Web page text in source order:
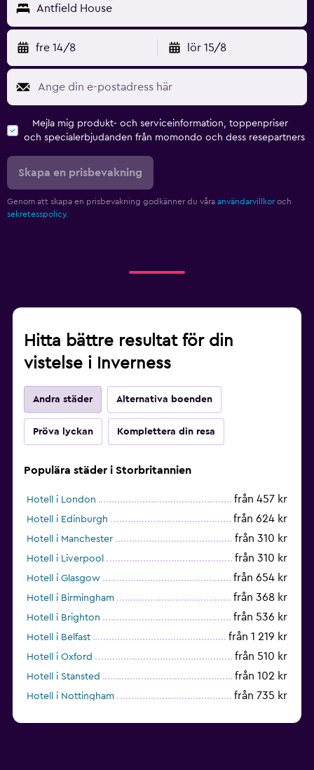
Antfield House
fre 14/8 lör 15/8
Mejla mig produkt- och serviceinformation, toppenpriser
och specialerbjudanden från momondo och dess resepartners
Skapa en prisbevakning
Genom att skapa en prisbevakning godkänner du våra användarvillkor och
sekretesspolicy.
Hitta bättre resultat för din
vistelse i Inverness
Andra städer Alternativa boenden
Pröva lyckan Komplettera din resa
Populära städer i Storbritannien
Hotell i London från 457 kr
Hotell i Edinburgh från 624 kr
Hotell i Manchester från 310 kr
Hotell i Liverpool från 310 kr
Hotell i Glasgow från 654 kr
Hotell i Birmingham från 368 kr
Hotell i Brighton från 536 kr
Hotell i Belfast från 1 219 kr
Hotell i Oxford från 510 kr
Hotell i Stansted från 102 kr
Hotell i Nottingham från 735 kr